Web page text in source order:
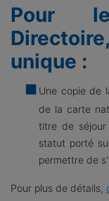
Pour
unique :
Une copie de
de la carte
titre de
statut porté
permettre de
Pour plus de détails,